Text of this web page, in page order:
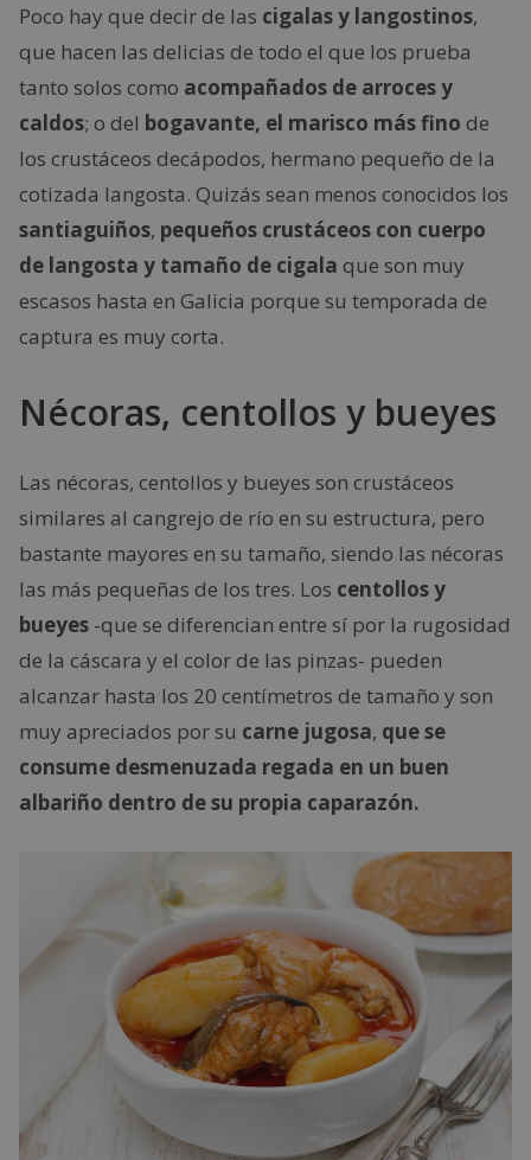
Poco hay que decir de las cigalas y langostinos,
que hacen las delicias de todo el que los prueba
tanto solos como acompañados de arroces y
caldos; o del bogavante, el marisco más fino de
los crustáceos decápodos, hermano pequeño de la
cotizada langosta. Quizás sean menos conocidos los
santiaguiños, pequeños crustáceos con cuerpo
de langosta y tamaño de cigala que son muy
escasos hasta en Galicia porque su temporada de
captura es muy corta.
Nécoras, centollos y bueyes
Las nécoras, centollos y bueyes son crustáceos
similares al cangrejo de río en su estructura, pero
bastante mayores en su tamaño, siendo las nécoras
las más pequeñas de los tres. Los centollos y
bueyes -que se diferencian entre sí por la rugosidad
de la cáscara y el color de las pinzas- pueden
alcanzar hasta los 20 centímetros de tamaño y son
muy apreciados por su carne jugosa, que se
consume desmenuzada regada en un buen
albariño dentro de su propia caparazón.